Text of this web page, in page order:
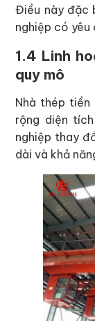
Điều này đặc
nghiệp có
1.4 Linh
quy mô
Nhà thép
rộng diện
nghiệp thay
dài và khả